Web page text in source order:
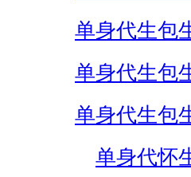
单身代生包
单身代生包
单身代生包
单身代怀